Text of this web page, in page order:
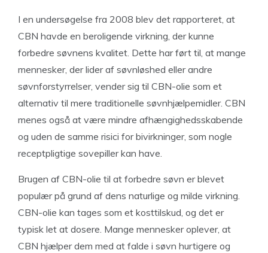
I en undersøgelse fra 2008 blev det rapporteret, at
CBN havde en beroligende virkning, der kunne
forbedre søvnens kvalitet. Dette har ført til, at mange
mennesker, der lider af søvnløshed eller andre
søvnforstyrrelser, vender sig til CBN-olie som et
alternativ til mere traditionelle søvnhjælpemidler. CBN
menes også at være mindre afhængighedsskabende
og uden de samme risici for bivirkninger, som nogle
receptpligtige sovepiller kan have.
Brugen af CBN-olie til at forbedre søvn er blevet
populær på grund af dens naturlige og milde virkning.
CBN-olie kan tages som et kosttilskud, og det er
typisk let at dosere. Mange mennesker oplever, at
CBN hjælper dem med at falde i søvn hurtigere og